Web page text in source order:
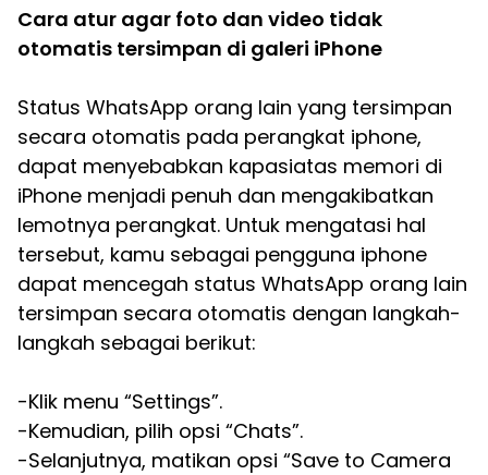
Cara atur agar foto dan video tidak
otomatis tersimpan di galeri iPhone
Status WhatsApp orang lain yang tersimpan
secara otomatis pada perangkat iphone,
dapat menyebabkan kapasiatas memori di
iPhone menjadi penuh dan mengakibatkan
lemotnya perangkat. Untuk mengatasi hal
tersebut, kamu sebagai pengguna iphone
dapat mencegah status WhatsApp orang lain
tersimpan secara otomatis dengan langkah-
langkah sebagai berikut:
-Klik menu “Settings”.
-Kemudian, pilih opsi “Chats”.
-Selanjutnya, matikan opsi “Save to Camera